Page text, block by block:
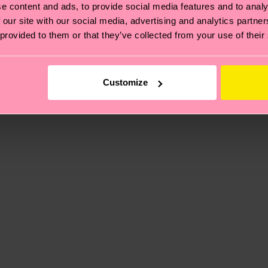
content and ads, to provide social media features and to
site with our social media, advertising and analytics
to them or that they’ve collected from your use of
Customize
et aux certifications : il s'agit aussi de mettre en
et BIEN PLUS ENCORE ! Pour plus d'informations,
la date d'expédition est de 3 à 6 jours ouvrables
.